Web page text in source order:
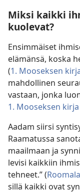
Miksi kaikki
kuolevat?
Ensimmäiset
elämänsä, koska
(1. Mooseksen
mahdollinen
vastaan, jonka
1. Mooseksen
Aadam siirsi
Raamatussa
maailmaan ja
levisi kaikkiin
tehneet.” (
sillä kaikki ovat